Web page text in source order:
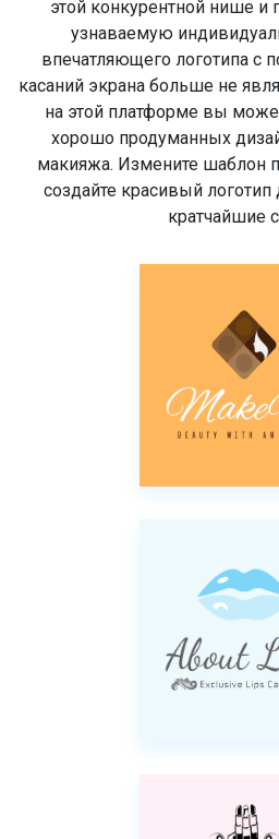
этой конкурентной нише и
узнаваемую
впечатляющего логотипа с
касаний экрана больше не
на этой платформе вы
хорошо продуманных
макияжа. Измените шаблон
создайте красивый
кратчайшие